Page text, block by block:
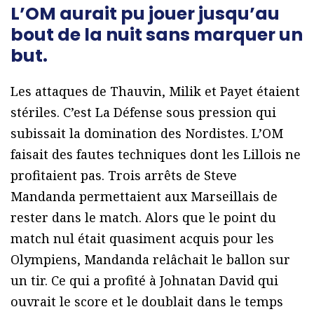
L’OM aurait pu jouer jusqu’au
bout de la nuit sans marquer un
but.
Les attaques de Thauvin, Milik et Payet étaient
stériles. C’est La Défense sous pression qui
subissait la domination des Nordistes. L’OM
faisait des fautes techniques dont les Lillois ne
profitaient pas. Trois arrêts de Steve
Mandanda permettaient aux Marseillais de
rester dans le match. Alors que le point du
match nul était quasiment acquis pour les
Olympiens, Mandanda relâchait le ballon sur
un tir. Ce qui a profité à Johnatan David qui
ouvrait le score et le doublait dans le temps